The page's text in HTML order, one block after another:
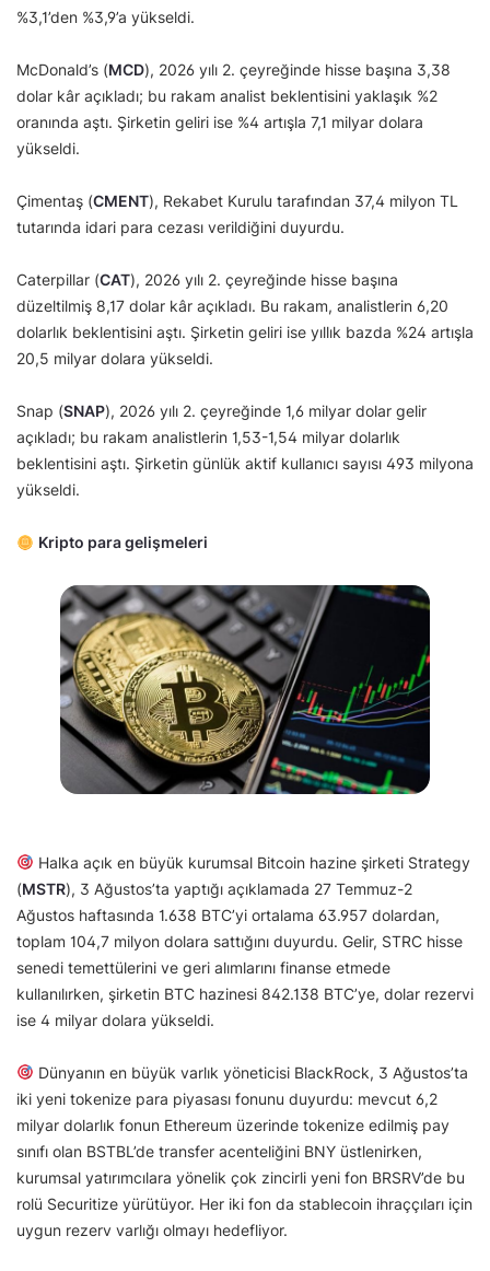
%3,1’den %3,9’a yükseldi.
McDonald’s (MCD), 2026 yılı 2. çeyreğinde hisse başına 3,38
dolar kâr açıkladı; bu rakam analist beklentisini yaklaşık %2
oranında aştı. Şirketin geliri ise %4 artışla 7,1 milyar dolara
yükseldi.
Çimentaş (CMENT), Rekabet Kurulu tarafından 37,4 milyon TL
tutarında idari para cezası verildiğini duyurdu.
Caterpillar (CAT), 2026 yılı 2. çeyreğinde hisse başına
düzeltilmiş 8,17 dolar kâr açıkladı. Bu rakam, analistlerin 6,20
dolarlık beklentisini aştı. Şirketin geliri ise yıllık bazda %24 artışla
20,5 milyar dolara yükseldi.
Snap (SNAP), 2026 yılı 2. çeyreğinde 1,6 milyar dolar gelir
açıkladı; bu rakam analistlerin 1,53-1,54 milyar dolarlık
beklentisini aştı. Şirketin günlük aktif kullanıcı sayısı 493 milyona
yükseldi.
Kripto para gelişmeleri
Halka açık en büyük kurumsal Bitcoin hazine şirketi Strategy
(MSTR), 3 Ağustos’ta yaptığı açıklamada 27 Temmuz-2
Ağustos haftasında 1.638 BTC’yi ortalama 63.957 dolardan,
toplam 104,7 milyon dolara sattığını duyurdu. Gelir, STRC hisse
senedi temettülerini ve geri alımlarını finanse etmede
kullanılırken, şirketin BTC hazinesi 842.138 BTC’ye, dolar rezervi
ise 4 milyar dolara yükseldi.
Dünyanın en büyük varlık yöneticisi BlackRock, 3 Ağustos’ta
iki yeni tokenize para piyasası fonunu duyurdu: mevcut 6,2
milyar dolarlık fonun Ethereum üzerinde tokenize edilmiş pay
sınıfı olan BSTBL’de transfer acenteliğini BNY üstlenirken,
kurumsal yatırımcılara yönelik çok zincirli yeni fon BRSRV’de bu
rolü Securitize yürütüyor. Her iki fon da stablecoin ihraççıları için
uygun rezerv varlığı olmayı hedefliyor.